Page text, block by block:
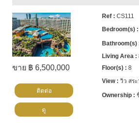
ขาย ฿ 6,500,000
CS111
8
วิว สร
ติดต่อ
ดู